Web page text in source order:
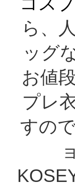
ら、
ッグ
お値
プレ
すの